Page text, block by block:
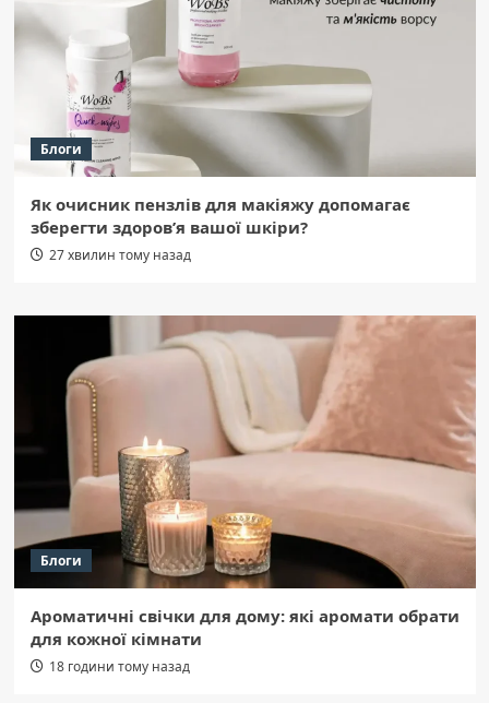
Блоги
Як очисник пензлів для макіяжу допомагає
зберегти здоров’я вашої шкіри?
27 хвилин тому назад
Блоги
Ароматичні свічки для дому: які аромати обрати
для кожної кімнати
18 години тому назад